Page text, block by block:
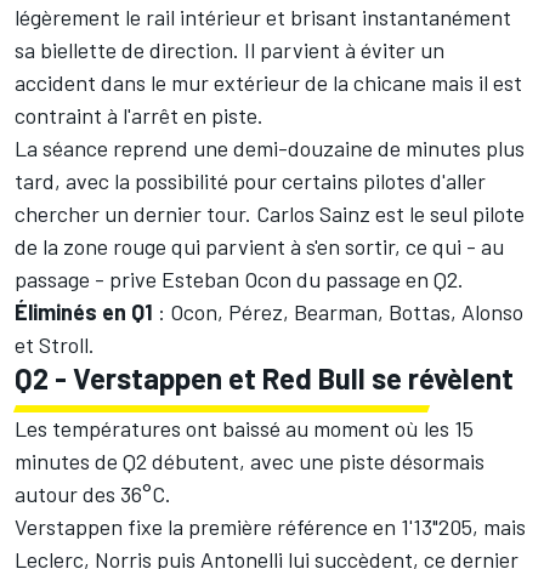
légèrement le rail intérieur et brisant instantanément
sa biellette de direction. Il parvient à éviter un
accident dans le mur extérieur de la chicane mais il est
contraint à l'arrêt en piste.
La séance reprend une demi-douzaine de minutes plus
tard, avec la possibilité pour certains pilotes d'aller
chercher un dernier tour. Carlos Sainz est le seul pilote
de la zone rouge qui parvient à s'en sortir, ce qui - au
passage - prive Esteban Ocon du passage en Q2.
Éliminés en Q1 : Ocon, Pérez, Bearman, Bottas, Alonso
et Stroll.
Q2 - Verstappen et Red Bull se révèlent
Les températures ont baissé au moment où les 15
minutes de Q2 débutent, avec une piste désormais
autour des 36°C.
Verstappen fixe la première référence en 1'13"205, mais
Leclerc, Norris puis Antonelli lui succèdent, ce dernier